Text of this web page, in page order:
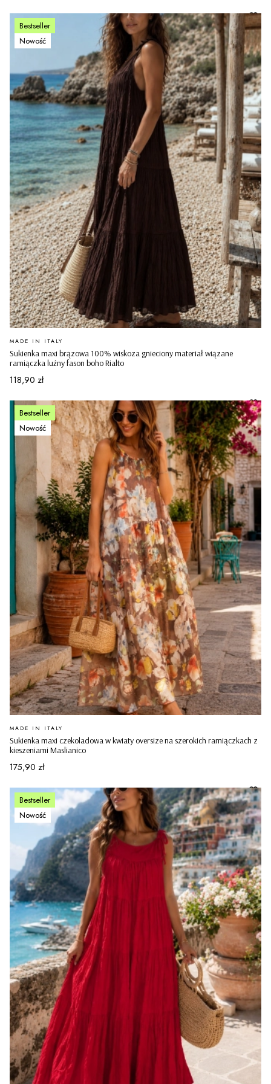
Bestseller
Nowość
Sukienka maxi brązowa 100% wiskoza gnieciony materiał wiązane
ramiączka luźny fason boho Rialto
PRODUCENT
MADE IN ITALY
Cena
118,90 zł
Bestseller
Nowość
Sukienka maxi czekoladowa w kwiaty oversize na szerokich ramiączkach z
kieszeniami Maslianico
PRODUCENT
MADE IN ITALY
Cena
175,90 zł
Bestseller
Nowość